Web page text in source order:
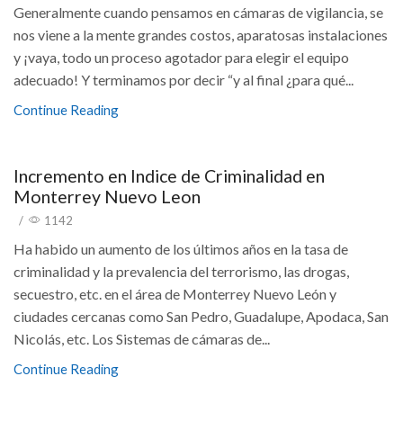
Generalmente cuando pensamos en cámaras de vigilancia, se
nos viene a la mente grandes costos, aparatosas instalaciones
y ¡vaya, todo un proceso agotador para elegir el equipo
adecuado! Y terminamos por decir “y al final ¿para qué...
Continue Reading
Incremento en Indice de Criminalidad en
Monterrey Nuevo Leon
/ 1142
Ha habido un aumento de los últimos años en la tasa de
criminalidad y la prevalencia del terrorismo, las drogas,
secuestro, etc. en el área de Monterrey Nuevo León y
ciudades cercanas como San Pedro, Guadalupe, Apodaca, San
Nicolás, etc. Los Sistemas de cámaras de...
Continue Reading